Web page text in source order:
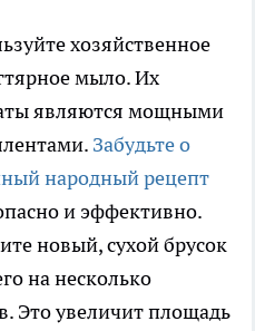
хозяйственное
мыло. Их
являются мощными
Забудьте о
народный рецепт
и эффективно.
новый, сухой брусок
на несколько
Это увеличит площадь